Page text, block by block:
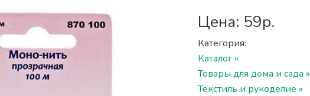
Цена: 59р.
Категория:
Каталог »
Товары для дома и сада »
Текстиль и рукоделие »